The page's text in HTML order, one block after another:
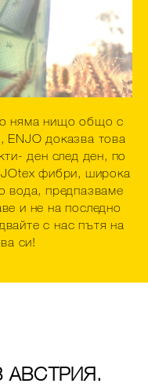
няма нищо общо с
ENJO доказва това
ден след ден, по
фибри, широка
вода, предпазваме
и не на последно
с нас пътя на
си!